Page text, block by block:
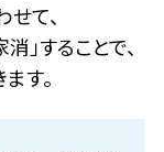
て、
」することで、
す。